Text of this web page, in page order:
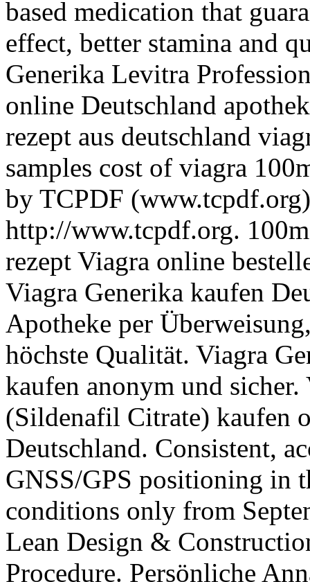
based medication that
effect, better stamina and
Generika Levitra
online Deutschland
rezept aus deutschland
samples cost of viagra
by TCPDF
http://www.tcpdf.org.
rezept Viagra online
Viagra Generika kaufen
Apotheke per
höchste Qualität. Viagra
kaufen anonym und
(Sildenafil Citrate) kaufen
Deutschland. Consistent,
GNSS/GPS positioning in
conditions only from
Lean Design &
Procedure. Persönliche